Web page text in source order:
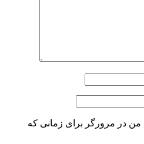
من در مرورگر برای زمانی که